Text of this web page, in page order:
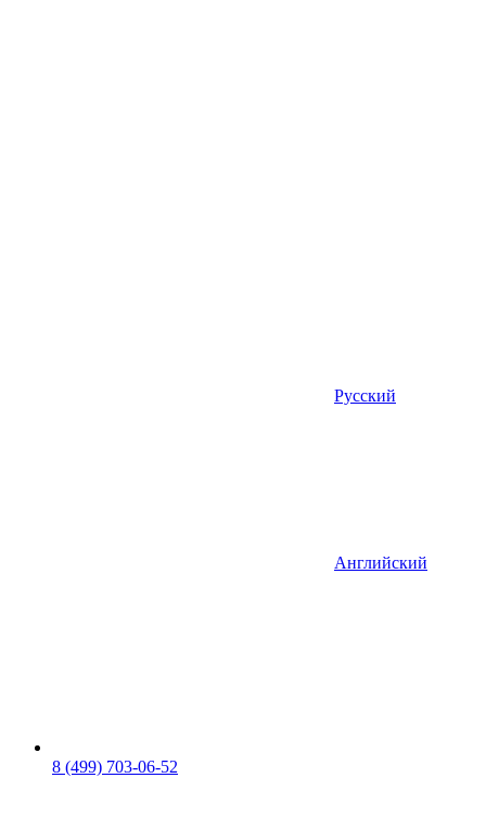
Русский
Английский
8 (499) 703-06-52